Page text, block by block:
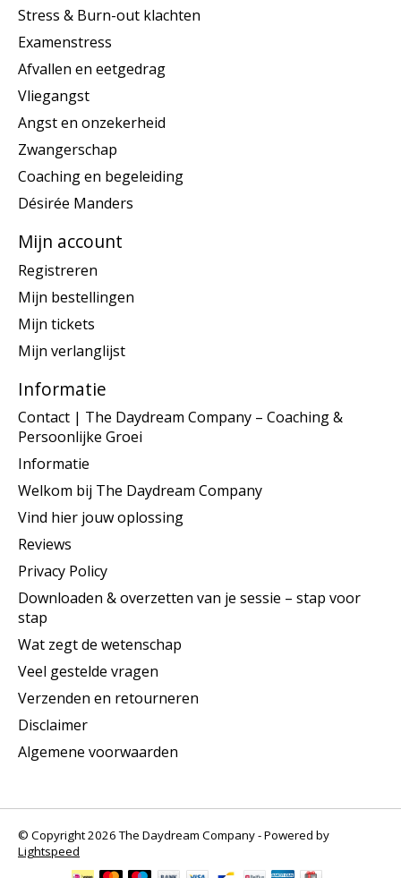
Stress & Burn-out klachten
Examenstress
Afvallen en eetgedrag
Vliegangst
Angst en onzekerheid
Zwangerschap
Coaching en begeleiding
Désirée Manders
Mijn account
Registreren
Mijn bestellingen
Mijn tickets
Mijn verlanglijst
Informatie
Contact | The Daydream Company – Coaching &
Persoonlijke Groei
Informatie
Welkom bij The Daydream Company
Vind hier jouw oplossing
Reviews
Privacy Policy
Downloaden & overzetten van je sessie – stap voor
stap
Wat zegt de wetenschap
Veel gestelde vragen
Verzenden en retourneren
Disclaimer
Algemene voorwaarden
© Copyright 2026 The Daydream Company - Powered by
Lightspeed